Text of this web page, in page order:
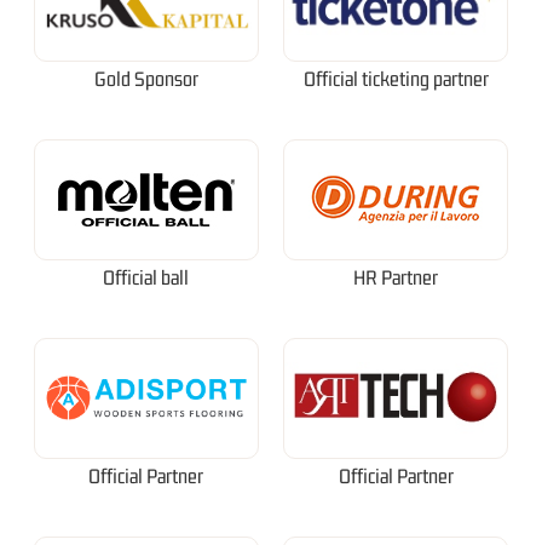
Gold Sponsor Official ticketing partner
Official ball HR Partner
Official Partner Official Partner